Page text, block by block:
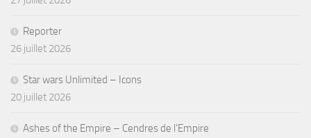
Reporter
26 juillet 2026
Star wars Unlimited – Icons
20 juillet 2026
Ashes of the Empire – Cendres de l’Empire